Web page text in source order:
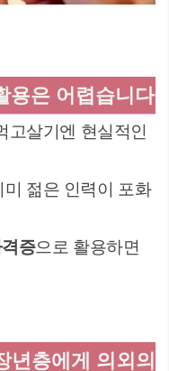
용은 어렵습니다
고살기엔 현실적인
젊은 인력이 포화
증으로 활용하면
년층에게 의외의